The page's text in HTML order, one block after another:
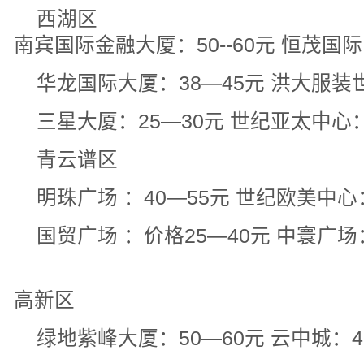
西湖区
南宾国际金融大厦：50--60元 恒茂国
华龙国际大厦：38—45元 洪大服装
三星大厦：25—30元 世纪亚太中心
青云谱区
明珠广场 ：40—55元 世纪欧美中
国贸广场 ：价格25—40元 中寰广场
高新区
绿地紫峰大厦：50—60元 云中城：